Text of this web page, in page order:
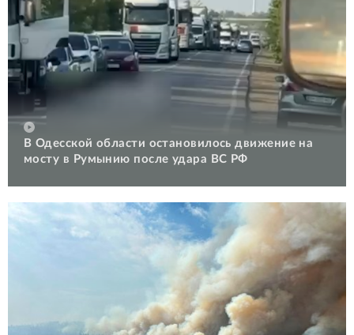
В Одесской области остановилось движение на
мосту в Румынию после удара ВС РФ